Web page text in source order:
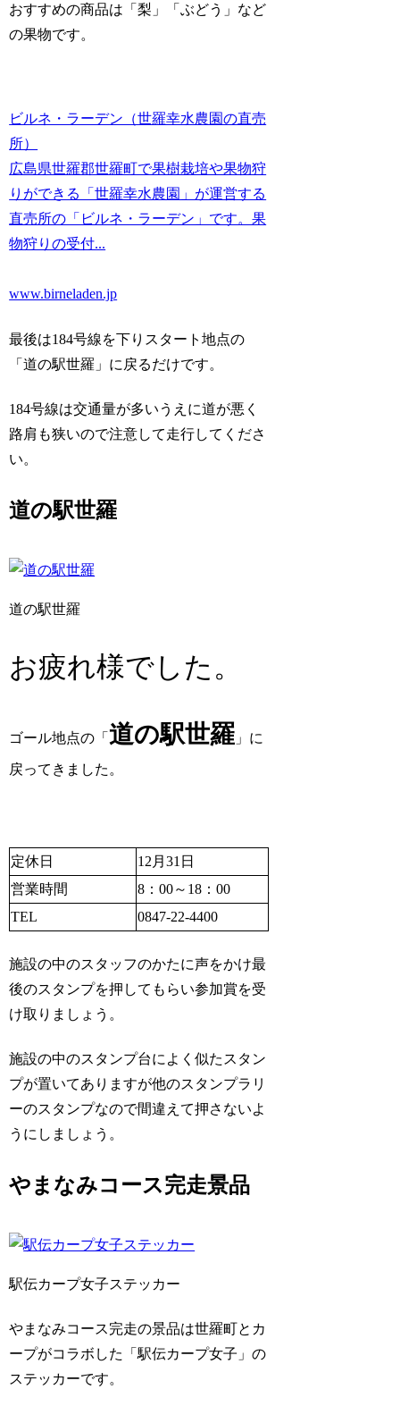
おすすめの商品は「梨」「ぶどう」など
の果物です。
ビルネ・ラーデン（世羅幸水農園の直売
所）
広島県世羅郡世羅町で果樹栽培や果物狩
りができる「世羅幸水農園」が運営する
直売所の「ビルネ・ラーデン」です。果
物狩りの受付...
www.birneladen.jp
最後は184号線を下りスタート地点の
「道の駅世羅」に戻るだけです。
184号線は交通量が多いうえに道が悪く
路肩も狭いので注意して走行してくださ
い。
道の駅世羅
道の駅世羅
お疲れ様でした。
ゴール地点の「道の駅世羅 」に
戻ってきました。
定休日
12月31日
営業時間
8：00～18：00
TEL
0847-22-4400
施設の中のスタッフのかたに声をかけ最
後のスタンプを押してもらい参加賞を受
け取りましょう。
施設の中のスタンプ台によく似たスタン
プが置いてありますが他のスタンプラリ
ーのスタンプなので間違えて押さないよ
うにしましょう。
やまなみコース完走景品
駅伝カープ女子ステッカー
やまなみコース完走の景品は世羅町とカ
ープがコラボした「駅伝カープ女子」の
ステッカーです。